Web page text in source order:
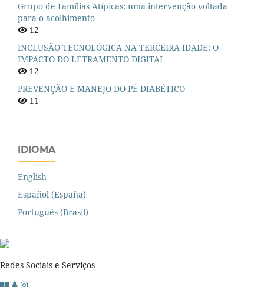
Grupo de Famílias Atípicas: uma intervenção voltada
para o acolhimento
12
INCLUSÃO TECNOLÓGICA NA TERCEIRA IDADE: O
IMPACTO DO LETRAMENTO DIGITAL
12
PREVENÇÃO E MANEJO DO PÉ DIABÉTICO
11
IDIOMA
English
Español (España)
Português (Brasil)
Redes Sociais e Serviços